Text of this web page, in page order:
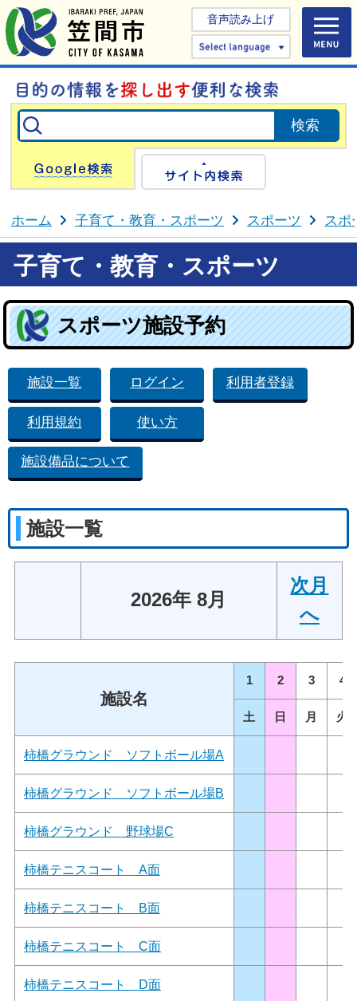
音声読み上げ
Select
Google検索
ホーム 子育て・教育・スポーツ スポーツ スポ
子育て・教育・スポーツ
スポーツ施設予約
施設一覧 ログイン 利用者登録
利用規約 使い方
施設備品について
施設一覧
2026年 8月
次月
へ
施設名
1 2 3 4
土 日 月 火
柿橋グラウンド ソフトボール場A
柿橋グラウンド ソフトボール場B
柿橋グラウンド 野球場C
柿橋テニスコート A面
柿橋テニスコート B面
柿橋テニスコート C面
柿橋テニスコート D面